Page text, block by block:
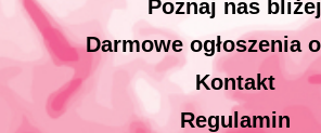
Poznaj nas bliżej
Darmowe ogłoszenia
Kontakt
Regulamin